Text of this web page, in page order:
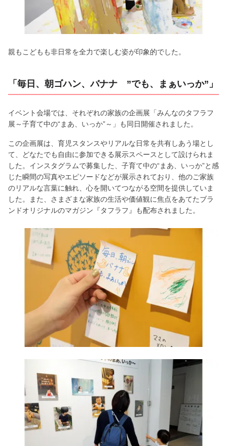
親もこどもも非日常を全力で楽しむ姿が印象的でした。
「毎日、朝ゴハン、バナナ ”でも、まぁいっか”」
イベント会場では、それぞれの家族の企画展「みんなのタフラフ
展～子育て中の“まあ、いっか”～」も同日開催されました。
この企画展は、育児スタンスやリアルな日常を共有しあう場とし
て、どなたでも自由に参加できる展示スペースとして設けられま
した。インスタグラムで募集した、子育て中の“まあ、いっか”と感
じた瞬間の写真やエピソードなどが展示されており、他のご家族
のリアルな言葉に触れ、心を開いてつながる空間を提供していま
した。また、さまざまな家族の生活や価値観に焦点をあてたブラ
ンドオリジナルのマガジン『タフラフ』も配布されました。